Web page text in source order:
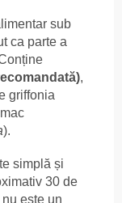
sub
ca parte a
,
griffonia
).
simplă și
30 de
este un